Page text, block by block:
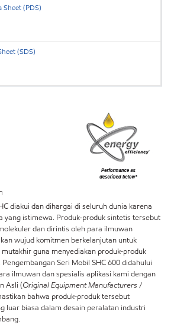
Sheet (PDS)
(SDS)
diakui dan dihargai di seluruh dunia karena
yang istimewa. Produk-produk sintetis tersebut
dan dirintis oleh para ilmuwan
wujud komitmen berkelanjutan untuk
guna menyediakan produk-produk
Seri Mobil SHC 600 didahului
ilmuwan dan spesialis aplikasi kami dengan
Asli (Original Equipment Manufacturers/
bahwa produk-produk tersebut
luar biasa dalam desain peralatan industri